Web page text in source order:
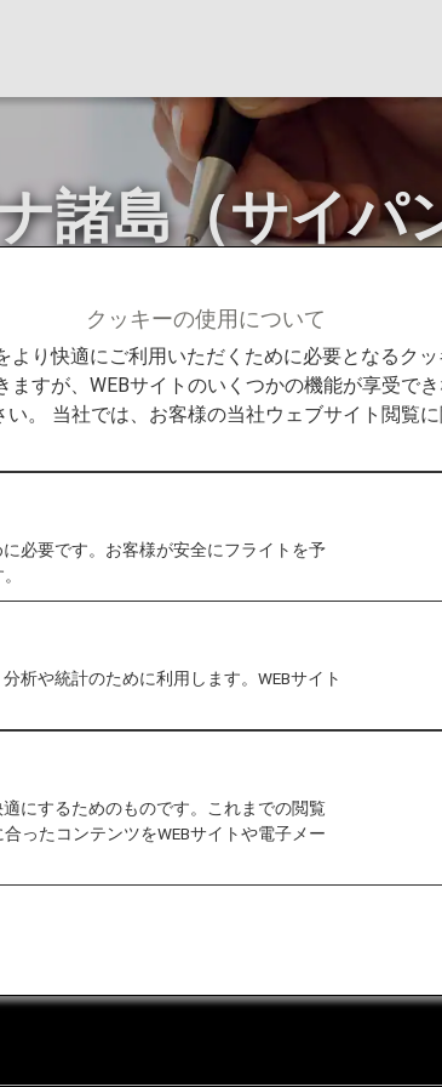
諸島（サイパ
ついて
グアム・北マリアナ諸島（サイパン島、テニアン
ン島など）入国要件変更のおしらせ
より 以下の通り変更になります。
クッキーの使用について
より快適にご利用いただくために必要となるク
すが、WEBサイトのいくつかの機能が享受で
い。 当社では、お客様の当社ウェブサイト閲覧
必要です。お客様が安全にフライトを予
析や統計のために利用します。WEBサイト
にするためのものです。これまでの閲覧
ったコンテンツをWEBサイトや電子メー